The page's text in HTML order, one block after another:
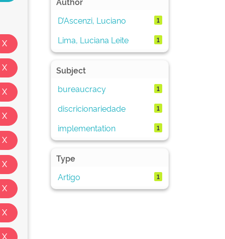
D’Ascenzi, Luciano
1
Lima, Luciana Leite 1
Subject
bureaucracy
1
discricionariedade 1
implementation 1
Type
Artigo
1